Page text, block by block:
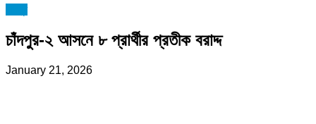
চাঁদপুর-২ আসনে ৮ প্রার্থীর প্রতীক বরাদ্দ
January 21, 2026